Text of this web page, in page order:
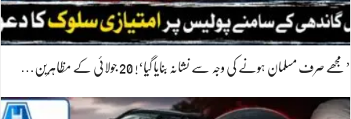
’مجھے صرف مسلمان ہونے کی وجہ سے نشانہ بنایا گیا‘! 20 جولائی کے مظاہرین…